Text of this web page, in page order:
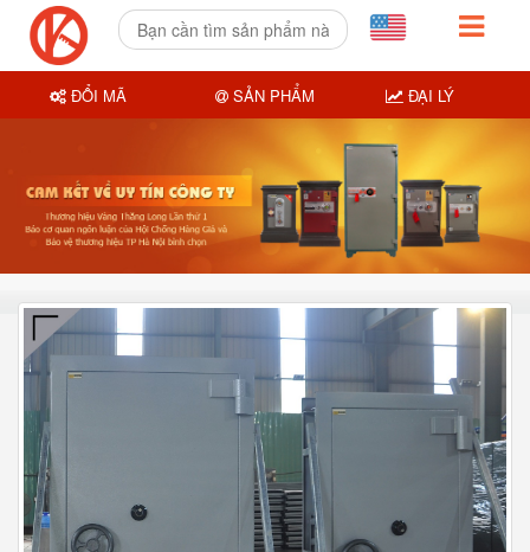
ĐỔI MÃ SẢN PHẨM ĐẠI LÝ